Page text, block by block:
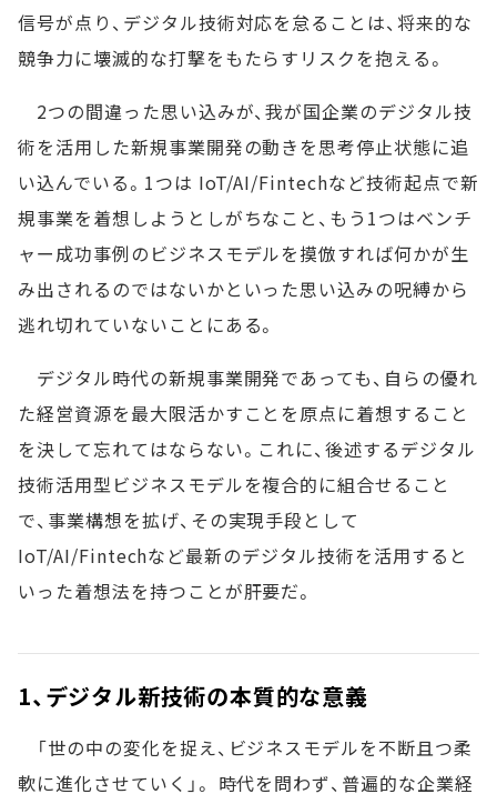
信号が点り、デジタル技術対応を怠ることは、将来的な
競争力に壊滅的な打撃をもたらすリスクを抱える。
2つの間違った思い込みが、我が国企業のデジタル技
術を活用した新規事業開発の動きを思考停止状態に追
い込んでいる。1つは IoT/AI/Fintechなど技術起点で新
規事業を着想しようとしがちなこと、もう1つはベンチ
ャー成功事例のビジネスモデルを摸倣すれば何かが生
み出されるのではないかといった思い込みの呪縛から
逃れ切れていないことにある。
デジタル時代の新規事業開発であっても、自らの優れ
た経営資源を最大限活かすことを原点に着想すること
を決して忘れてはならない。これに、後述するデジタル
技術活用型ビジネスモデルを複合的に組合せること
で、事業構想を拡げ、その実現手段として
IoT/AI/Fintechなど最新のデジタル技術を活用すると
いった着想法を持つことが肝要だ。
1、デジタル新技術の本質的な意義
「世の中の変化を捉え、ビジネスモデルを不断且つ柔
軟に進化させていく」。 時代を問わず、普遍的な企業経